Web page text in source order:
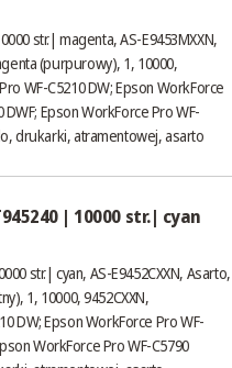
str.| magenta, AS-E9453MXXN,
(purpurowy), 1, 10000,
WF-C5210 DW; Epson WorkForce
Epson WorkForce Pro WF-
drukarki, atramentowej, asarto
| 10000 str.| cyan
str.| cyan, AS-E9452CXXN, Asarto,
1, 10000, 9452CXXN,
DW; Epson WorkForce Pro WF-
WorkForce Pro WF-C5790